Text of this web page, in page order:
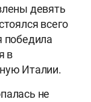
девять
всего
победила
в
Италии.
не